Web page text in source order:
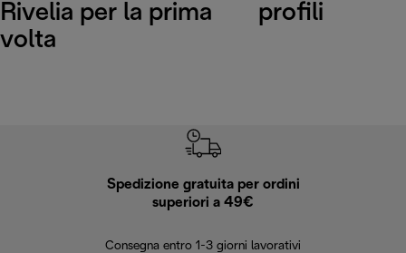
Rivelia per la prima
volta
profili
Spedizione gratuita per ordini
superiori a 49€
Consegna entro 1-3 giorni lavorativi